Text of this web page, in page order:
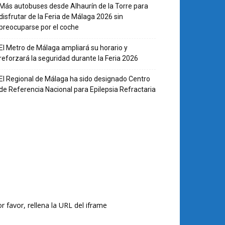
autobuses desde Alhaurín de la Torre para
de la Feria de Málaga 2026 sin
por el coche
Metro de Málaga ampliará su horario y
la seguridad durante la Feria 2026
Regional de Málaga ha sido designado Centro
Referencia Nacional para Epilepsia Refractaria
favor, rellena la URL del iframe